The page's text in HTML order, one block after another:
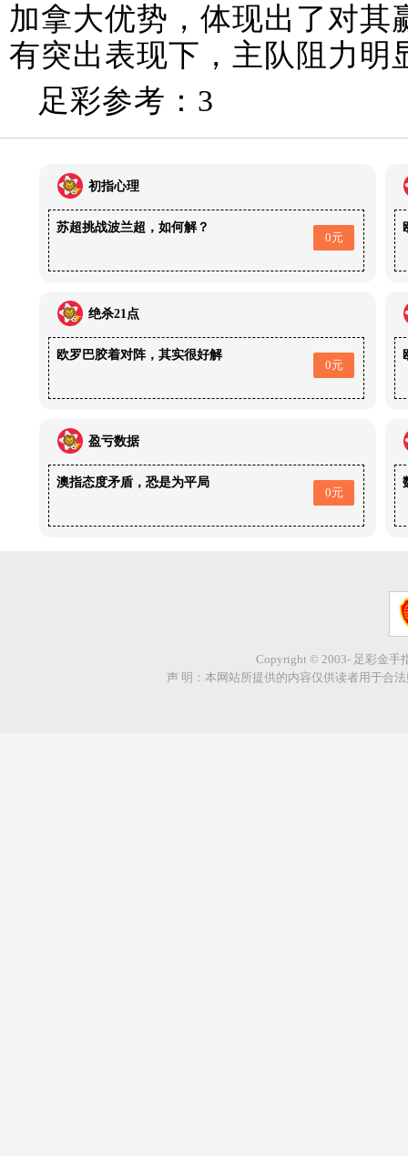
加拿大优势，体现出了对其
有突出表现下，主队阻力明
足彩参考：3
初指心理
苏超挑战波兰超，如何解？
0元
绝杀21点
欧罗巴胶着对阵，其实很好解
0元
盈亏数据
澳指态度矛盾，恐是为平局
0元
Copyright © 2003- 足彩金手
声 明：本网站所提供的内容仅供读者用于合